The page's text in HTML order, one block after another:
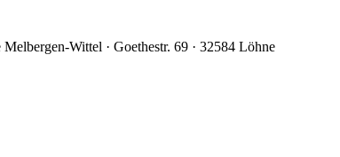
Wittel · Goethestr. 69 · 32584 Löhne